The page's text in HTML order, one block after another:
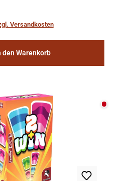
the Vatican undertook
of cleaning and
Versandkosten
den Warenkorb
Nicht